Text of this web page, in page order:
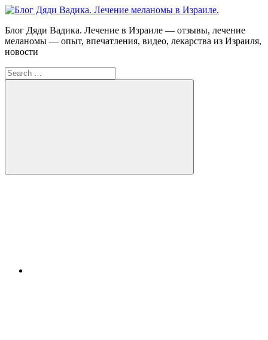
Skip
content
Блог
Дяди
Вадика.
меланомы
в
Блог Дяди Вадика. Лечение в Израиле — отзывы, лечение
меланомы — опыт, впечатления, видео, лекарства из Израиля,
новости
Search
for:
Search